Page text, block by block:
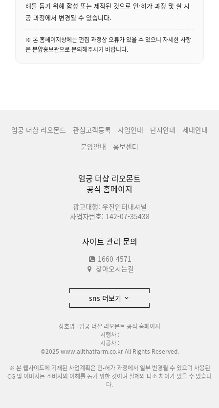
해를 돕기 위해 합성 또는 제작된 것으로 인·허가 과정 및 실 시
공 과정에서 변경될 수 있습니다.
※ 본 홈페이지상에는 편집 과정상 오류가 있을 수 있으니 자세한 사항
은 분양홍보관으로 문의해주시기 바랍니다.
엄궁 더샵 리오몬트 관심고객등록 사업안내 단지안내
세대안내
분양안내
홍보센터
엄궁 더샵 리오몬트
공식 홈페이지
광고대행: 우진인터내셔널
사업자번호: 142-07-35438
사이트 관리 문의
1660-4571
찾아오시는길
sns 더보기
상호명 : 엄궁 더샵 리오몬트 공식 홈페이지
시행사 :
시공사 :
©2025 www.allthatfarm.co.kr All Rights Reserved.
※ 본 웹사이트에 기재된 사업계획은 인•허가 과정에서 일부 변경될 수 있으며 사용된
CG 및 이미지는 소비자의 이해를 돕기 위한 것이며 실제와 다소 차이가 있을 수 있습니
다.